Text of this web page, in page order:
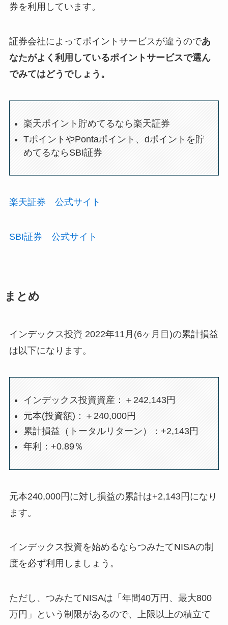
券を利用しています。
証券会社によってポイントサービスが違うのであ
なたがよく利用しているポイントサービスで選ん
でみてはどうでしょう。
楽天ポイント貯めてるなら楽天証券
TポイントやPontaポイント、dポイントを貯
めてるならSBI証券
楽天証券 公式サイト
SBI証券 公式サイト
まとめ
インデックス投資 2022年11月(6ヶ月目)の累計損益
は以下になります。
インデックス投資資産：＋242,143円
元本(投資額)：＋240,000円
累計損益（トータルリターン）：+2,143円
年利：+0.89％
元本240,000円に対し損益の累計は+2,143円になり
ます。
インデックス投資を始めるならつみたてNISAの制
度を必ず利用しましょう。
ただし、つみたてNISAは「年間40万円、最大800
万円」という制限があるので、上限以上の積立て